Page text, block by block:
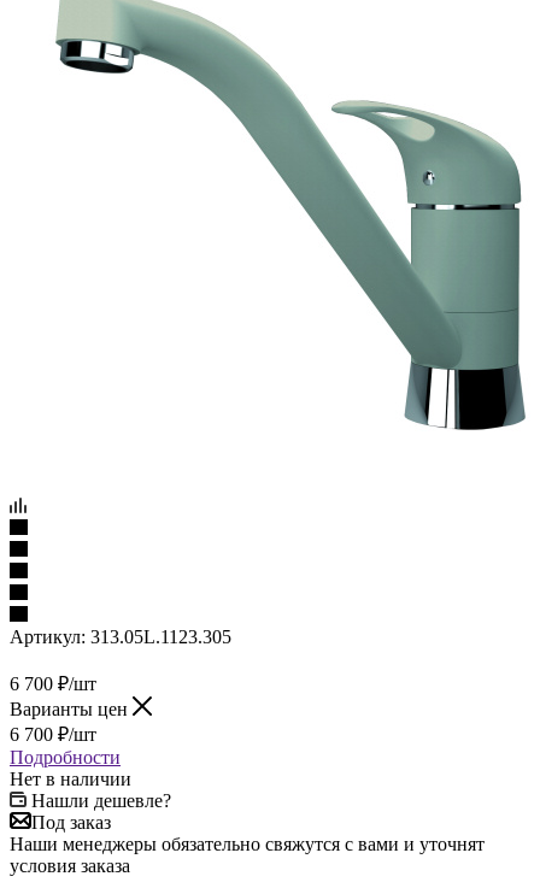
Артикул: 313.05L.1123.305
6 700 ₽/шт
Варианты цен
6 700 ₽/шт
Подробности
Нет в наличии
Нашли дешевле?
Под заказ
Наши менеджеры обязательно свяжутся с вами и уточнят
условия заказа